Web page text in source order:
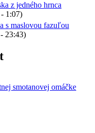
z jedného hrnca
1:07)
s maslovou fazuľou
23:43)
smotanovej omáčke